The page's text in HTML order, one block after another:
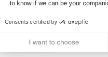
Languages
French
to know if we can be your
Consents certified by
I want to choose